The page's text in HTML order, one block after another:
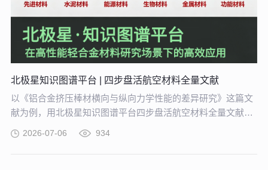
北极星知识图谱平台 | 四步盘活航空材料全量文献
以《铝合金挤压棒材横向与纵向力学性能的差异研究》这篇文
献为例，用北极星知识图谱平台四步盘活航空材料全量文献。
告别人工逐条标注、清洗的低效方式。
2026-07-06 934